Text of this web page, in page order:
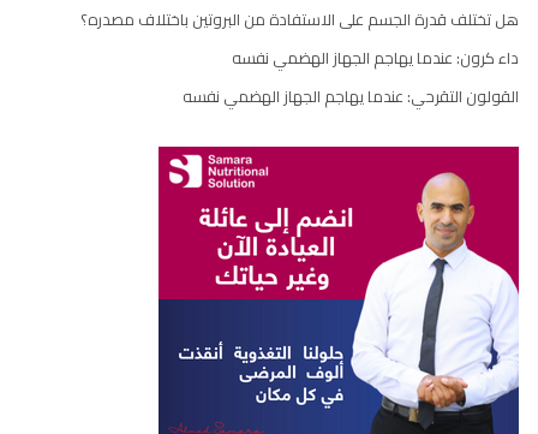
هل تختلف قدرة الجسم على الاستفادة من البروتين باختلاف مصدره؟
داء كرون: عندما يهاجم الجهاز الهضمي نفسه
القولون التقرحي: عندما يهاجم الجهاز الهضمي نفسه